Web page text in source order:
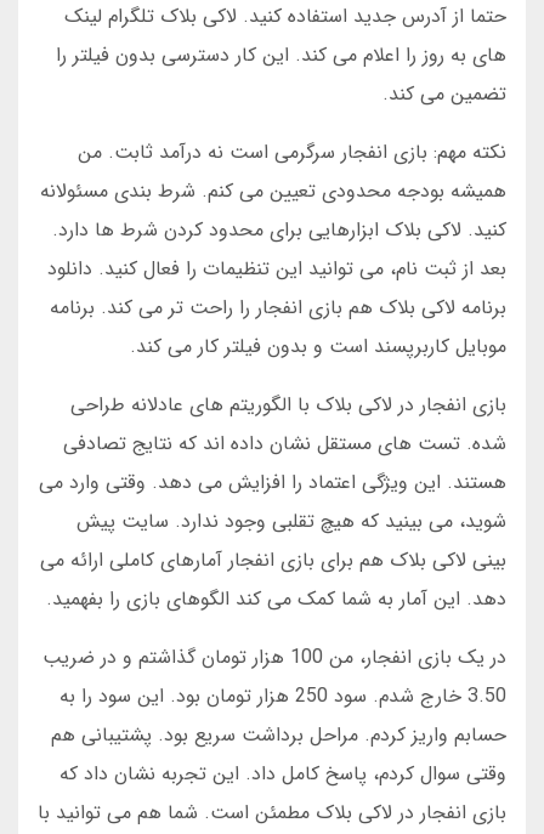
حتما از آدرس جدید استفاده کنید. لاکی بلاک تلگرام لینک
های به روز را اعلام می کند. این کار دسترسی بدون فیلتر را
تضمین می کند.
نکته مهم: بازی انفجار سرگرمی است نه درآمد ثابت. من
همیشه بودجه محدودی تعیین می کنم. شرط بندی مسئولانه
کنید. لاکی بلاک ابزارهایی برای محدود کردن شرط ها دارد.
بعد از ثبت نام، می توانید این تنظیمات را فعال کنید. دانلود
برنامه لاکی بلاک هم بازی انفجار را راحت تر می کند. برنامه
موبایل کاربرپسند است و بدون فیلتر کار می کند.
بازی انفجار در لاکی بلاک با الگوریتم های عادلانه طراحی
شده. تست های مستقل نشان داده اند که نتایج تصادفی
هستند. این ویژگی اعتماد را افزایش می دهد. وقتی وارد می
شوید، می بینید که هیچ تقلبی وجود ندارد. سایت پیش
بینی لاکی بلاک هم برای بازی انفجار آمارهای کاملی ارائه می
دهد. این آمار به شما کمک می کند الگوهای بازی را بفهمید.
در یک بازی انفجار، من 100 هزار تومان گذاشتم و در ضریب
3.50 خارج شدم. سود 250 هزار تومان بود. این سود را به
حسابم واریز کردم. مراحل برداشت سریع بود. پشتیبانی هم
وقتی سوال کردم، پاسخ کامل داد. این تجربه نشان داد که
بازی انفجار در لاکی بلاک مطمئن است. شما هم می توانید با